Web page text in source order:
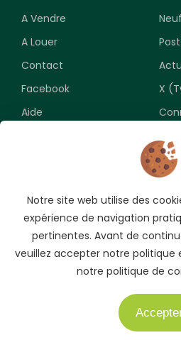
A Vendre
A Louer
Contact
Facebook
X
Aide
Souscrivez pour recevoir les
Copyright © 2009-2026
Notre site web utilise des
expérience de navigation
pertinentes. Avant de
veuillez accepter notre politique
notre politique de